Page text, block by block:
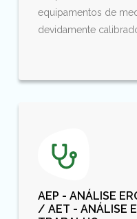
equipamentos de
devidamente
AEP - ANÁLISE
/ AET - ANÁLISE